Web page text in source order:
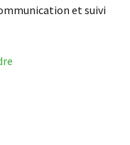
et suivi